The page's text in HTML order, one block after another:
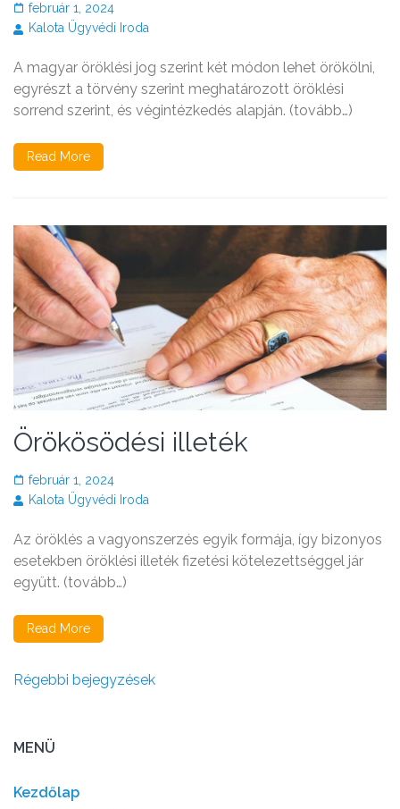
február 1, 2024
Kalota Ügyvédi Iroda
A magyar öröklési jog szerint két módon lehet örökölni,
egyrészt a törvény szerint meghatározott öröklési
sorrend szerint, és végintézkedés alapján. (tovább…)
Read More
Örökösödési illeték
február 1, 2024
Kalota Ügyvédi Iroda
Az öröklés a vagyonszerzés egyik formája, így bizonyos
esetekben öröklési illeték fizetési kötelezettséggel jár
együtt. (tovább…)
Read More
Bejegyzés
Régebbi bejegyzések
MENÜ
Kezdőlap